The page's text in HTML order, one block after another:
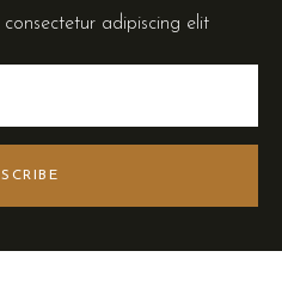
adipiscing elit